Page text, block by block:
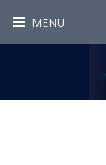
MENU